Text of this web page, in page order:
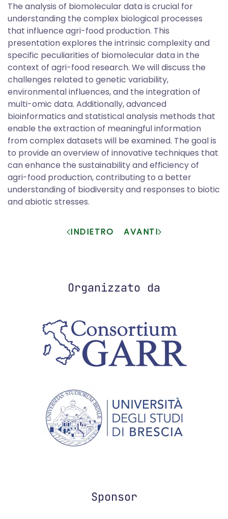
The analysis of biomolecular data is crucial for
understanding the complex biological processes
that influence agri-food production. This
presentation explores the intrinsic complexity and
specific peculiarities of biomolecular data in the
context of agri-food research. We will discuss the
challenges related to genetic variability,
environmental influences, and the integration of
multi-omic data. Additionally, advanced
bioinformatics and statistical analysis methods that
enable the extraction of meaningful information
from complex datasets will be examined. The goal is
to provide an overview of innovative techniques that
can enhance the sustainability and efficiency of
agri-food production, contributing to a better
understanding of biodiversity and responses to biotic
and abiotic stresses.
INDIETRO AVANTI
Organizzato da
Sponsor